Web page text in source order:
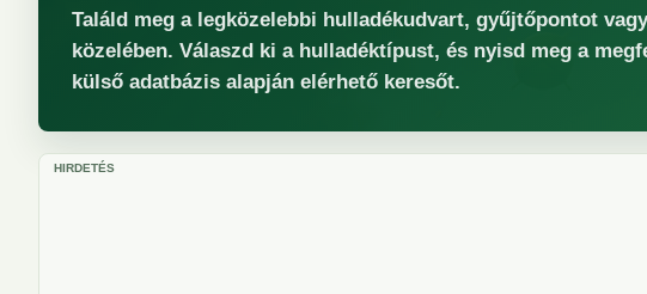
Találd meg a legközelebbi hulladékudvart, gyűjtőpontot
közelében. Válaszd ki a hulladéktípust, és nyisd meg a
külső adatbázis alapján elérhető keresőt.
HIRDETÉS